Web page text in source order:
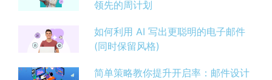
领先的周计划
如何利用 AI 写出更聪明的电子邮件
(同时保留风格)
简单策略教你提升开启率：邮件设计